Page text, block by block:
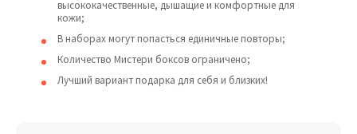
высококачественные, дышащие и комфортные для
кожи;
В наборах могут попасться единичные повторы;
Количество Мистери боксов ограничено;
Лучший вариант подарка для себя и близких!